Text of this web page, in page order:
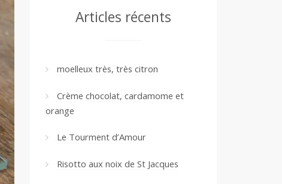
Articles récents
moelleux très, très citron
Crème chocolat, cardamome et
orange
Le Tourment d’Amour
Risotto aux noix de St Jacques